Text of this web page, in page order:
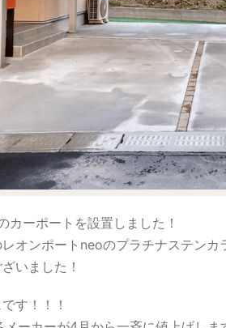
カーポートを設置しました！
オンポートneoのプラチナステンカ
いました！
す！！！